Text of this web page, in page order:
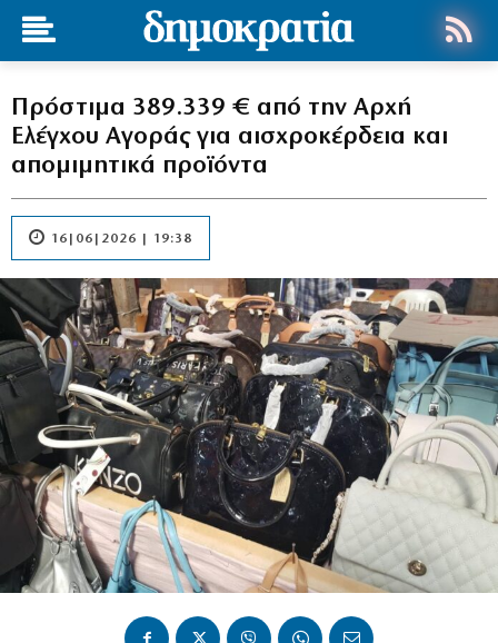
Πρόστιμα 389.339 € από την Αρχή
Ελέγχου Αγοράς για αισχροκέρδεια και
απομιμητικά προϊόντα
16|06|2026 | 19:38